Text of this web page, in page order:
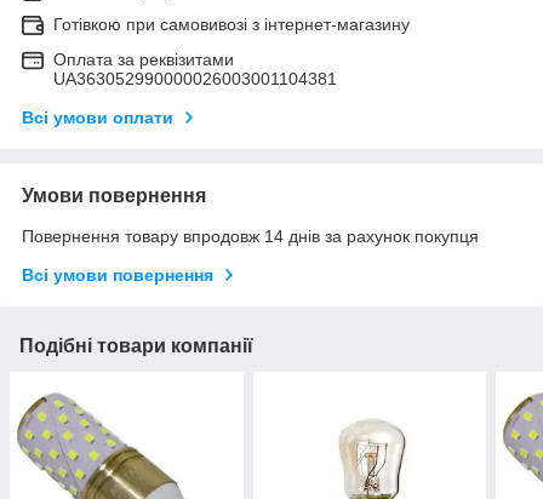
Готівкою при самовивозі з інтернет-магазину
Оплата за реквізитами
UA363052990000026003001104381
Всі умови оплати
Умови повернення
Повернення товару впродовж 14 днів за рахунок покупця
Всі умови повернення
Подібні товари компанії